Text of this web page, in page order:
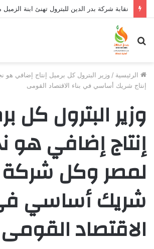
بحث
عن
الرئيسية / وزير البترول كل برميل إنتاج إضافي
إنتاج شريك أساسي في بناء الاقتصاد القومى
وزير البترول كل
إنتاج إضافي هو
لمصر وكل شركة
شريك أساسي
الاقتصاد القومى